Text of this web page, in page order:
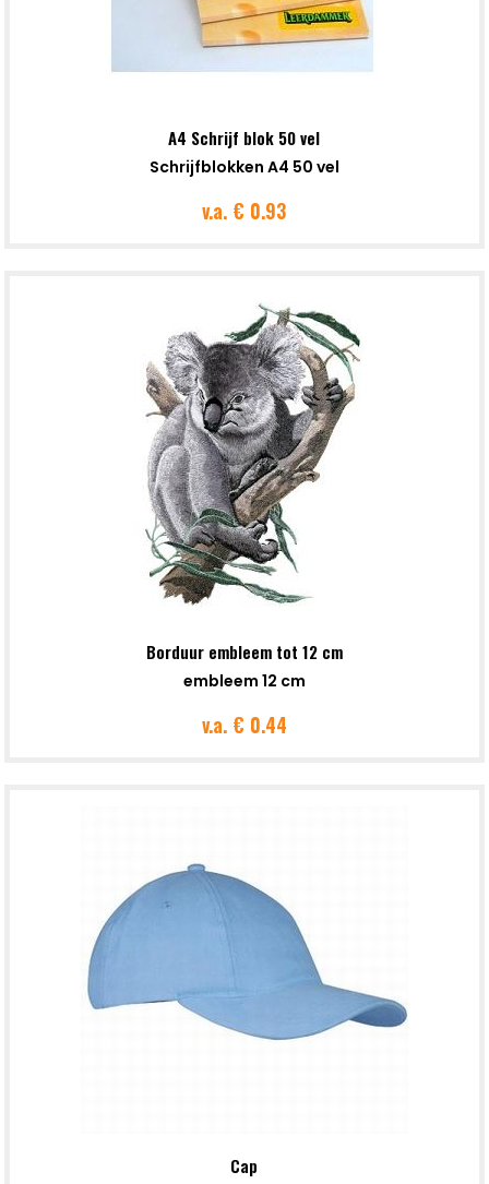
A4 Schrijf blok 50 vel
Schrijfblokken A4 50 vel
v.a. € 0.93
Borduur embleem tot 12 cm
embleem 12 cm
v.a.€ 0.44
Cap